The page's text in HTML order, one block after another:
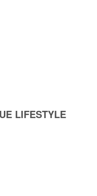
LIFESTYLE